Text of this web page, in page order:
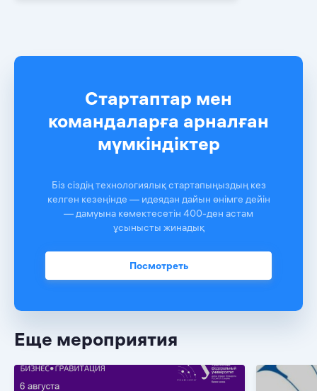
Стартаптар мен
командаларға арналған
мүмкіндіктер
Біз сіздің технологиялық стартапыңыздың кез
келген кезеңінде — идеядан дайын өнімге дейін
— дамуына көмектесетін 400-ден астам
ұсынысты жинадық
Посмотреть
Еще мероприятия